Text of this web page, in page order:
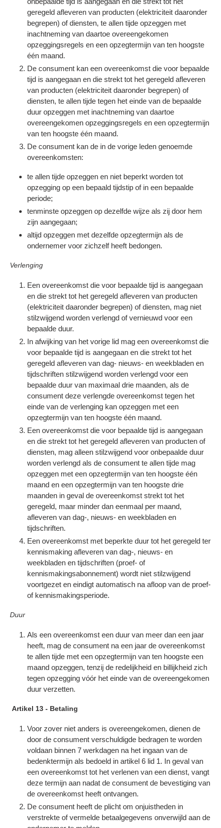
geregeld afleveren van producten (elektriciteit daaronder
begrepen) of diensten, te allen tijde opzeggen met
inachtneming van daartoe overeengekomen
opzeggingsregels en een opzegtermijn van ten hoogste
één maand.
De consument kan een overeenkomst die voor bepaalde
tijd is aangegaan en die strekt tot het geregeld afleveren
van producten (elektriciteit daaronder begrepen) of
diensten, te allen tijde tegen het einde van de bepaalde
duur opzeggen met inachtneming van daartoe
overeengekomen opzeggingsregels en een opzegtermijn
van ten hoogste één maand.
De consument kan de in de vorige leden genoemde
overeenkomsten:
te allen tijde opzeggen en niet beperkt worden tot
opzegging op een bepaald tijdstip of in een bepaalde
periode;
tenminste opzeggen op dezelfde wijze als zij door hem
zijn aangegaan;
altijd opzeggen met dezelfde opzegtermijn als de
ondernemer voor zichzelf heeft bedongen.
Verlenging
Een overeenkomst die voor bepaalde tijd is aangegaan
en die strekt tot het geregeld afleveren van producten
(elektriciteit daaronder begrepen) of diensten, mag niet
stilzwijgend worden verlengd of vernieuwd voor een
bepaalde duur.
In afwijking van het vorige lid mag een overeenkomst die
voor bepaalde tijd is aangegaan en die strekt tot het
geregeld afleveren van dag- nieuws- en weekbladen en
tijdschriften stilzwijgend worden verlengd voor een
bepaalde duur van maximaal drie maanden, als de
consument deze verlengde overeenkomst tegen het
einde van de verlenging kan opzeggen met een
opzegtermijn van ten hoogste één maand.
Een overeenkomst die voor bepaalde tijd is aangegaan
en die strekt tot het geregeld afleveren van producten of
diensten, mag alleen stilzwijgend voor onbepaalde duur
worden verlengd als de consument te allen tijde mag
opzeggen met een opzegtermijn van ten hoogste één
maand en een opzegtermijn van ten hoogste drie
maanden in geval de overeenkomst strekt tot het
geregeld, maar minder dan eenmaal per maand,
afleveren van dag-, nieuws- en weekbladen en
tijdschriften.
Een overeenkomst met beperkte duur tot het geregeld ter
kennismaking afleveren van dag-, nieuws- en
weekbladen en tijdschriften (proef- of
kennismakingsabonnement) wordt niet stilzwijgend
voortgezet en eindigt automatisch na afloop van de proef-
of kennismakingsperiode.
Duur
Als een overeenkomst een duur van meer dan een jaar
heeft, mag de consument na een jaar de overeenkomst
te allen tijde met een opzegtermijn van ten hoogste een
maand opzeggen, tenzij de redelijkheid en billijkheid zich
tegen opzegging vóór het einde van de overeengekomen
duur verzetten.
Artikel 13 - Betaling
Voor zover niet anders is overeengekomen, dienen de
door de consument verschuldigde bedragen te worden
voldaan binnen 7 werkdagen na het ingaan van de
bedenktermijn als bedoeld in artikel 6 lid 1. In geval van
een overeenkomst tot het verlenen van een dienst, vangt
deze termijn aan nadat de consument de bevestiging van
de overeenkomst heeft ontvangen.
De consument heeft de plicht om onjuistheden in
verstrekte of vermelde betaalgegevens onverwijld aan de